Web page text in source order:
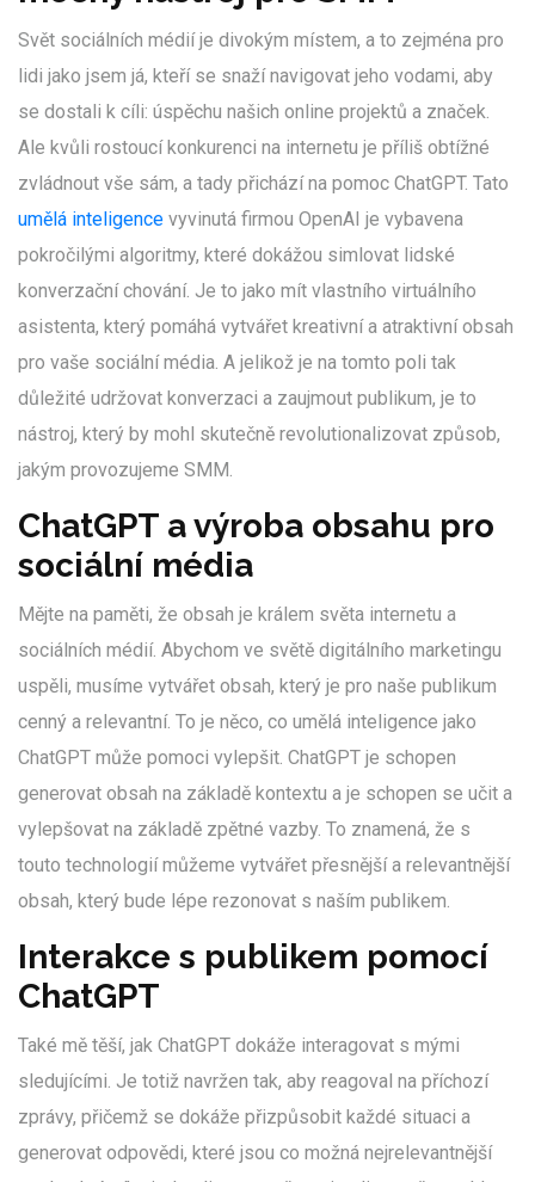
Svět sociálních médií je divokým místem, a to zejména pro
lidi jako jsem já, kteří se snaží navigovat jeho vodami, aby
se dostali k cíli: úspěchu našich online projektů a značek.
Ale kvůli rostoucí konkurenci na internetu je příliš obtížné
zvládnout vše sám, a tady přichází na pomoc ChatGPT. Tato
umělá inteligence vyvinutá firmou OpenAI je vybavena
pokročilými algoritmy, které dokážou simlovat lidské
konverzační chování. Je to jako mít vlastního virtuálního
asistenta, který pomáhá vytvářet kreativní a atraktivní obsah
pro vaše sociální média. A jelikož je na tomto poli tak
důležité udržovat konverzaci a zaujmout publikum, je to
nástroj, který by mohl skutečně revolutionalizovat způsob,
jakým provozujeme SMM.
ChatGPT a výroba obsahu pro
sociální média
Mějte na paměti, že obsah je králem světa internetu a
sociálních médií. Abychom ve světě digitálního marketingu
uspěli, musíme vytvářet obsah, který je pro naše publikum
cenný a relevantní. To je něco, co umělá inteligence jako
ChatGPT může pomoci vylepšit. ChatGPT je schopen
generovat obsah na základě kontextu a je schopen se učit a
vylepšovat na základě zpětné vazby. To znamená, že s
touto technologií můžeme vytvářet přesnější a relevantnější
obsah, který bude lépe rezonovat s naším publikem.
Interakce s publikem pomocí
ChatGPT
Také mě těší, jak ChatGPT dokáže interagovat s mými
sledujícími. Je totiž navržen tak, aby reagoval na příchozí
zprávy, přičemž se dokáže přizpůsobit každé situaci a
generovat odpovědi, které jsou co možná nejrelevantnější